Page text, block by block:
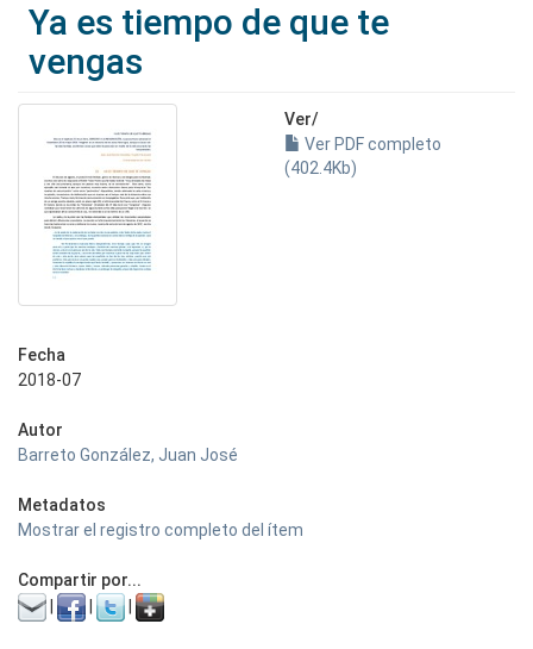
Ya es tiempo de que te
vengas
Ver/
Ver PDF completo
(402.4Kb)
Fecha
2018-07
Autor
Barreto González, Juan José
Metadatos
Mostrar el registro completo del ítem
Compartir por...